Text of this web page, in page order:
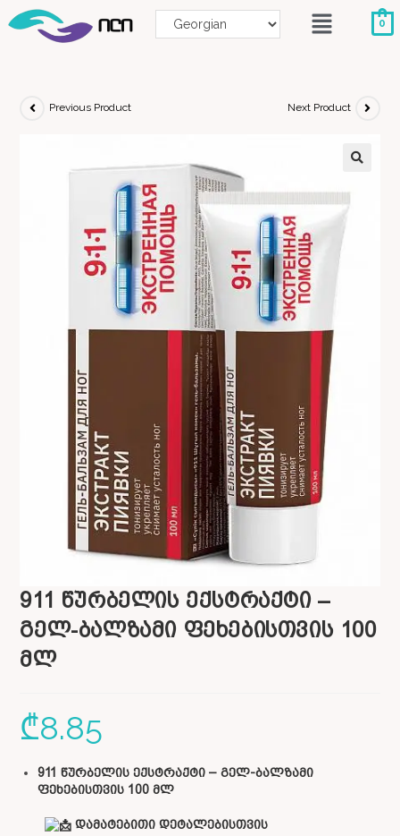
0
Previous Product Next Product
911 წურბელის ექსტრაქტი –
გელ-ბალზამი ფეხებისთვის 100
მლ
₾8.85
911 წურბელის ექსტრაქტი – გელ-ბალზამი
ფეხებისთვის 100 მლ
დამატებითი დეტალებისთვის